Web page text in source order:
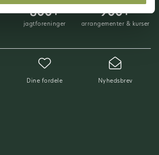
Dine fordele Nyhedsbrev
800+
jagtforeninger
900+
arrangementer & kurser